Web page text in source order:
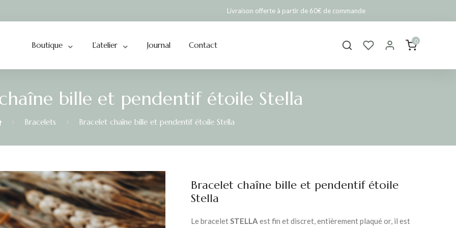
Livraison offerte à partir de 60€ de commande
Boutique L’atelier Journal Contact 0
bille et pendentif étoile Stella
Bracelets Bracelet chaîne bille et pendentif étoile Stella
Bracelet chaîne bille et pendentif étoile
Stella
Le braceletSTELLA est fin et discret, entièrement plaqué or, il est